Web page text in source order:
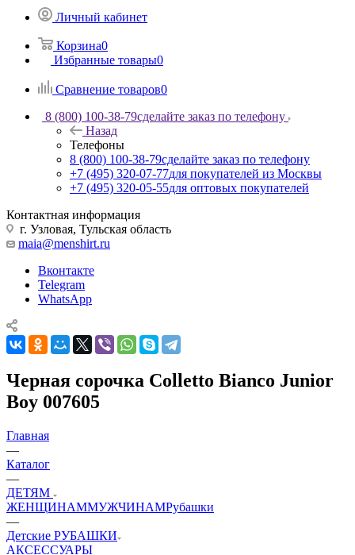
Личный кабинет
Корзина0
Избранные товары0
Сравнение товаров0
8 (800) 100-38-79сделайте заказ по телефону
Назад
Телефоны
8 (800) 100-38-79сделайте заказ по телефону
+7 (495) 320-07-77для покупателей из Москвы
+7 (495) 320-05-55для оптовых покупателей
Контактная информация
г. Узловая, Тульская область
maia@menshirt.ru
Вконтакте
Telegram
WhatsApp
Черная сорочка Colletto Bianco Junior
Boy 007605
Главная
—
Каталог
—
ДЕТЯМ
ЖЕНЩИНАММУЖЧИНАМРубашки
—
Детские РУБАШКИ
АКСЕССУАРЫ